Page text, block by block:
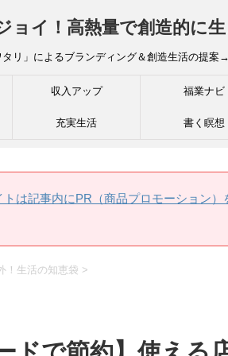
ョイ！高熱量で創造的に
リ」によるブランディング＆創造生活の提
収入アップ 福業ナビ
充実生活 書く瞑想
トは記事内にPR（商品プロモーション）
！生活の知恵袋 >